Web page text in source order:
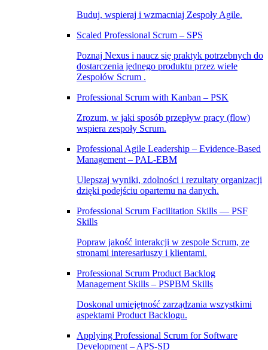
Buduj, wspieraj i wzmacniaj Zespoły Agile.
Scaled Professional Scrum – SPS
Poznaj Nexus i naucz się praktyk potrzebnych do
dostarczenia jednego produktu przez wiele
Zespołów Scrum .
Professional Scrum with Kanban – PSK
Zrozum, w jaki sposób przepływ pracy (flow)
wspiera zespoły Scrum.
Professional Agile Leadership – Evidence-Based
Management – PAL-EBM
Ulepszaj wyniki, zdolności i rezultaty organizacji
dzięki podejściu opartemu na danych.
Professional Scrum Facilitation Skills — PSF
Skills
Popraw jakość interakcji w zespole Scrum, ze
stronami interesariuszy i klientami.
Professional Scrum Product Backlog
Management Skills – PSPBM Skills
Doskonal umiejętność zarządzania wszystkimi
aspektami Product Backlogu.
Applying Professional Scrum for Software
Development – APS-SD